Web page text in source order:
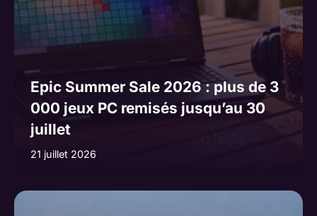
Epic Summer Sale 2026 : plus de 3
000 jeux PC remisés jusqu’au 30
juillet
21 juillet 2026